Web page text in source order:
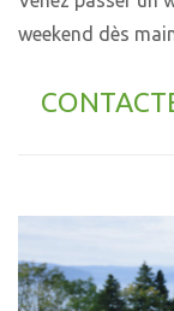
weekend dès